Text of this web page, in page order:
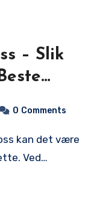
– Slik
0 Comments
Ved…